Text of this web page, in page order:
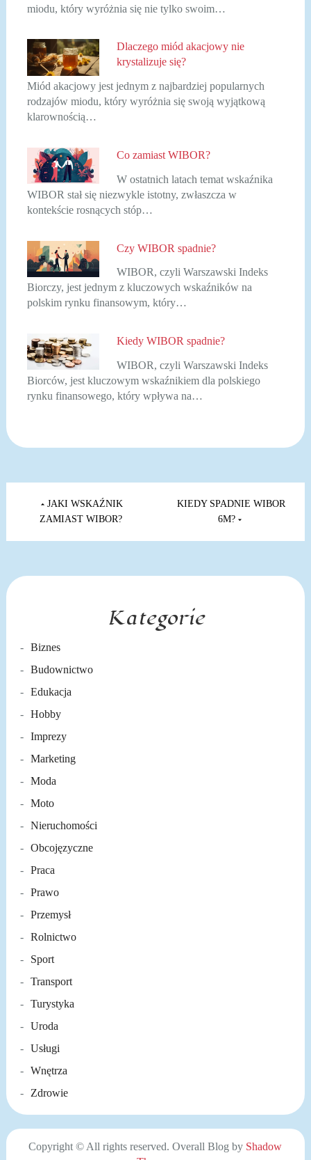
miodu, który wyróżnia się nie tylko swoim…
Dlaczego miód akacjowy nie
krystalizuje się?
Miód akacjowy jest jednym z najbardziej popularnych
rodzajów miodu, który wyróżnia się swoją wyjątkową
klarownością…
Co zamiast WIBOR?
W ostatnich latach temat wskaźnika
WIBOR stał się niezwykle istotny, zwłaszcza w
kontekście rosnących stóp…
Czy WIBOR spadnie?
WIBOR, czyli Warszawski Indeks
Biorczy, jest jednym z kluczowych wskaźników na
polskim rynku finansowym, który…
Kiedy WIBOR spadnie?
WIBOR, czyli Warszawski Indeks
Biorców, jest kluczowym wskaźnikiem dla polskiego
rynku finansowego, który wpływa na…
Nawigacja
wpisuJAKI WSKAŹNIK
ZAMIAST WIBOR?
KIEDY SPADNIE WIBOR
6M?
Kategorie
Biznes
Budownictwo
Edukacja
Hobby
Imprezy
Marketing
Moda
Moto
Nieruchomości
Obcojęzyczne
Praca
Prawo
Przemysł
Rolnictwo
Sport
Transport
Turystyka
Uroda
Usługi
Wnętrza
Zdrowie
Copyright © All rights reserved. Overall Blog by Shadow